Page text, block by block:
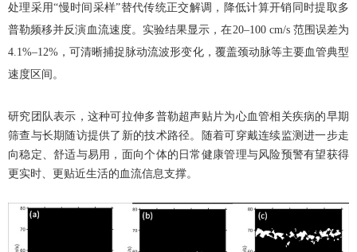
处理采用“慢时间采样”替代传统正交解调，降低计算开销同时提取多
普勒频移并反演血流速度。实验结果显示，在20–100 cm/s 范围误差为
4.1%–12% ，可清晰捕捉脉动流波形变化，覆盖颈动脉等主要血管典型
速度区间。
研究团队表示，这种可拉伸多普勒超声贴片为心血管相关疾病的早期
筛查与长期随访提供了新的技术路径。随着可穿戴连续监测进一步走
向稳定、舒适与易用，面向个体的日常健康管理与风险预警有望获得
更实时、更贴近生活的血流信息支撑。